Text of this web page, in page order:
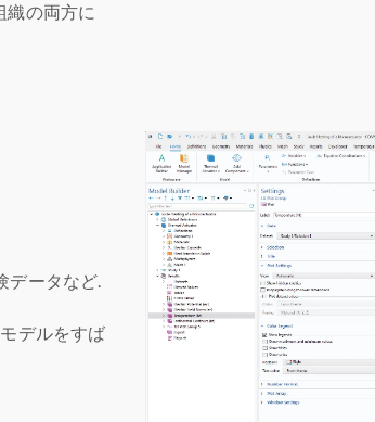
織の両方に
データなど.
デルをすば